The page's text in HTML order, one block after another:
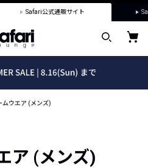
Safari公式通販サイト
ムウエア (メンズ)
ア (メンズ)